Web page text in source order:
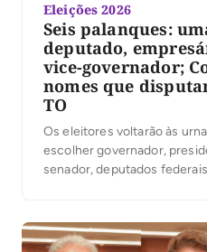
Eleições 2026
Seis palanques:
deputado,
vice-governador;
nomes que
TO
Os eleitores voltarão às
escolher governador,
senador, deputados